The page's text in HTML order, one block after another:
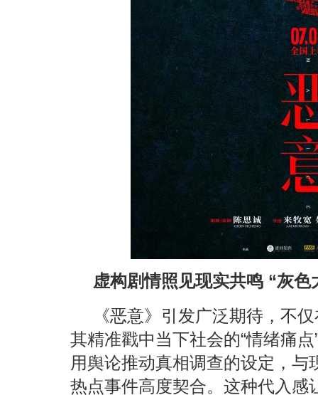
虚构剧情照见现实共鸣 “灰
《恶意》引发广泛期待，不
其精准戳中当下社会的“情绪痛
用舆论推动真相调查的设定，
热点事件高度契合。这种代入感